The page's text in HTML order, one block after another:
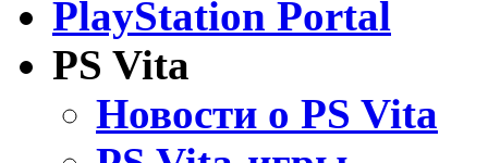
PlayStation Portal
PS Vita
Новости о PS Vita